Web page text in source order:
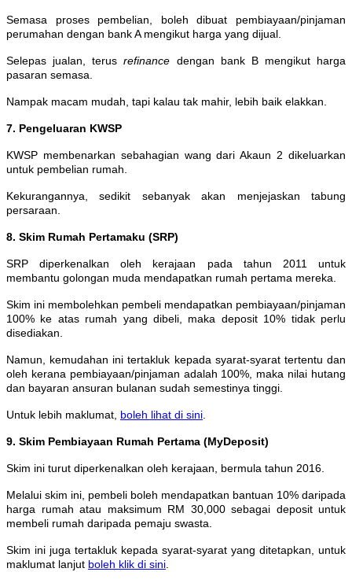
Semasa proses pembelian, boleh dibuat pembiayaan/pinjaman
perumahan dengan bank A mengikut harga yang dijual.
Selepas jualan, terusrefinance dengan bank B mengikut harga
pasaran semasa.
Nampak macam mudah, tapi kalau tak mahir, lebih baik elakkan.
7. Pengeluaran KWSP
KWSP membenarkan sebahagian wang dari Akaun 2 dikeluarkan
untuk pembelian rumah.
Kekurangannya, sedikit sebanyak akan menjejaskan tabung
persaraan.
8. Skim Rumah Pertamaku (SRP)
SRP diperkenalkan oleh kerajaan pada tahun 2011 untuk
membantu golongan muda mendapatkan rumah pertama mereka.
Skim ini membolehkan pembeli mendapatkan pembiayaan/pinjaman
100% ke atas rumah yang dibeli, maka deposit 10% tidak perlu
disediakan.
Namun, kemudahan ini tertakluk kepada syarat-syarat tertentu dan
oleh kerana pembiayaan/pinjaman adalah 100%, maka nilai hutang
dan bayaran ansuran bulanan sudah semestinya tinggi.
Untuk lebih maklumat, boleh lihat di sini
9. Skim Pembiayaan Rumah Pertama (MyDeposit)
Skim ini turut diperkenalkan oleh kerajaan, bermula tahun 2016.
Melalui skim ini, pembeli boleh mendapatkan bantuan 10% daripada
harga rumah atau maksimum RM 30,000 sebagai deposit untuk
membeli rumah daripada pemaju swasta.
Skim ini juga tertakluk kepada syarat-syarat yang ditetapkan, untuk
maklumat lanjut boleh klik di sini